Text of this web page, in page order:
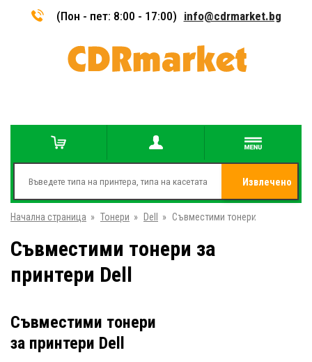
(Пон - пет: 8:00 - 17:00) info@cdrmarket.bg
Извлечено
от
Начална страница » Тонери » Dell » Съвместими тонери
Съвместими тонери за
принтери Dell
Съвместими тонери
за принтери Dell